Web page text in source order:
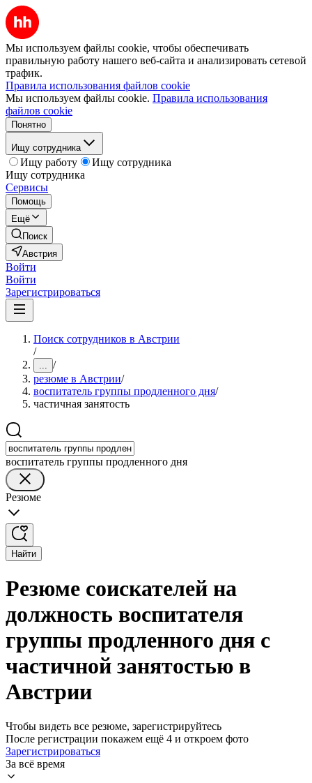
Мы используем файлы cookie, чтобы обеспечивать
правильную работу нашего веб-сайта и анализировать сетевой
трафик.
Правила использования файлов cookie
Мы используем файлы cookie. Правила использования
файлов cookie
Понятно
Ищу сотрудника
Ищу работу
Ищу сотрудника
Ищу сотрудника
Сервисы
Помощь
Ещё
Поиск
Австрия
Войти
Войти
Зарегистрироваться
Поиск сотрудников в Австрии
/
... /
резюме в Австрии/
воспитатель группы продленного дня/
частичная занятость
воспитатель группы продленного дня
Резюме
Найти
Резюме соискателей на
должность воспитателя
группы продленного дня с
частичной занятостью в
Австрии
Чтобы видеть все резюме, зарегистрируйтесь
После регистрации покажем ещё 4 и откроем фото
Зарегистрироваться
За всё время